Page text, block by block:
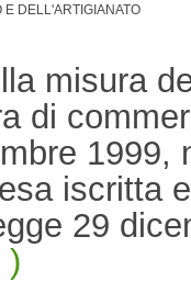
DELL'ARTIGIANATO
misura
di
1999,
iscritta
29
)